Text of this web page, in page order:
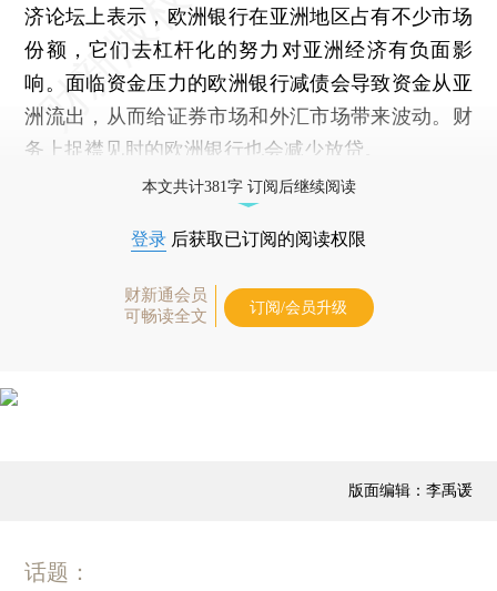
济论坛上表示，欧洲银行在亚洲地区占有不少市场
份额，它们去杠杆化的努力对亚洲经济有负面影
响。面临资金压力的欧洲银行减债会导致资金从亚
洲流出，从而给证券市场和外汇市场带来波动。财
务上捉襟见肘的欧洲银行也会减少放贷。
本文共计381字 订阅后继续阅读
登录 后获取已订阅的阅读权限
财新通会员
可畅读全文
订阅/会员升级
版面编辑：李禹谖
话题：